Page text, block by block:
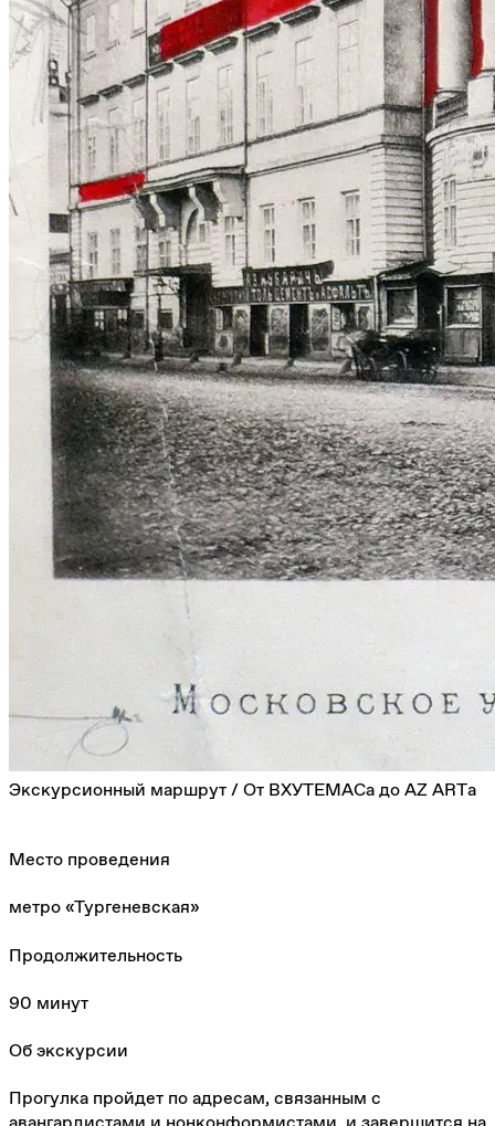
Экскурсионный маршрут / От ВХУТЕМАСа до AZ ARTа
Место проведения
метро «Тургеневская»
Продолжительность
90 минут
Об экскурсии
Прогулка пройдет по адресам, связанным с